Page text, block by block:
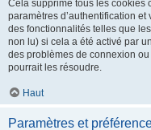
Cela supprime tous les cookies
paramètres d’authentification
des fonctionnalités telles que
non lu) si cela a été activé par
des problèmes de connexion
pourrait les résoudre.
Haut
Paramètres et